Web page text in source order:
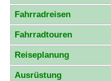
Fahrradreisen
Fahrradtouren
Reiseplanung
Ausrüstung